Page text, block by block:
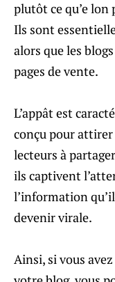
plutôt ce qu’e lon
Ils sont
alors que les
pages de vente.
L’appât est
conçu pour
lecteurs à
ils captivent
l’information
devenir virale.
Ainsi, si vous